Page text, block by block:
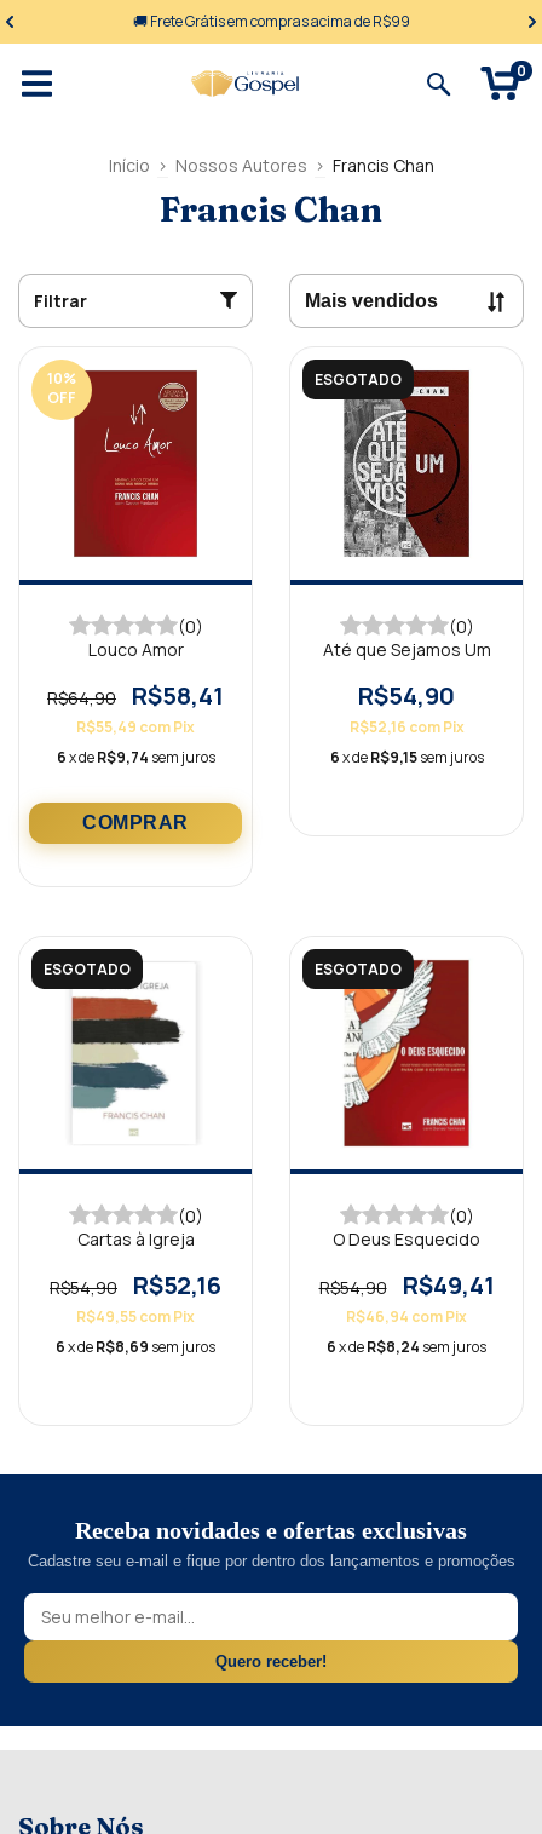
🚚 Frete Grátis em compras acima de R$99
0
Início > Nossos Autores > Francis Chan
Francis Chan
Filtrar
10%
OFF
(0)
Louco Amor
R$64,90 R$58,41
R$55,49 comPix
6x deR$9,74 sem juros
ESGOTADO
(0)
Até que Sejamos Um
R$54,90
R$52,16 com Pix
6x deR$9,15 sem juros
ESGOTADO
(0)
Cartas à Igreja
R$54,90 R$52,16
R$49,55comPix
6x deR$8,69 sem juros
ESGOTADO
(0)
O Deus Esquecido
R$54,90 R$49,41
R$46,94 comPix
6x deR$8,24 sem juros
Receba novidades e ofertas exclusivas
Cadastre seu e-mail e fique por dentro dos lançamentos e promoções
Quero receber!
Sobre Nós